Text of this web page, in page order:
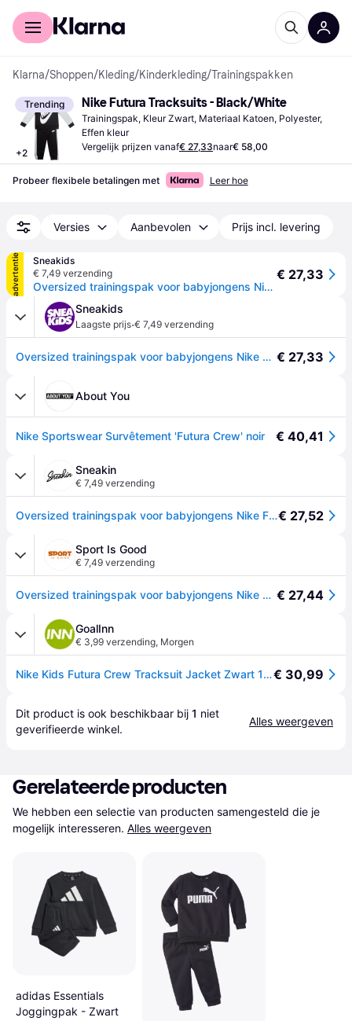
Voor shoppers
Klarna/Shoppen/Kleding/Kinderkleding/Trainingspakken
Trending
+2
Nike Futura Tracksuits - Black/White
Trainingspak, Kleur Zwart, Materiaal Katoen, Polyester,
Effen kleur
Vergelijk prijzen vanaf€ 27,33naar€ 58,00
Probeer flexibele betalingen met Leer hoe
Versies Aanbevolen Prijs incl. levering
advertentie
Sneakids
€ 7,49 verzending
Oversized trainingspak voor babyjongens Nike Futura Crew - Noir
€ 27,33
Sneakids
Laagste prijs·€ 7,49 verzending
Oversized trainingspak voor babyjongens Nike Futura Crew - Noir € 27,33
About You
Nike Sportswear Survêtement 'Futura Crew' noir € 40,41
Sneakin
€ 7,49 verzending
Oversized trainingspak voor babyjongens Nike Futura Crew - Noir - 3 ans€ 27,52
Sport Is Good
€ 7,49 verzending
Oversized trainingspak voor babyjongens Nike Futura Crew - Noir € 27,44
GoalInn
€ 3,99 verzending, Morgen
Nike Kids Futura Crew Tracksuit Jacket Zwart 12 Months Kinderen€ 30,99
Dit product is ook beschikbaar bij 1 niet
geverifieerde winkel.
Alles weergeven
Gerelateerde producten
We hebben een selectie van producten samengesteld die je
mogelijk interesseren. Alles weergeven
adidas Essentials
Joggingpak - Zwart